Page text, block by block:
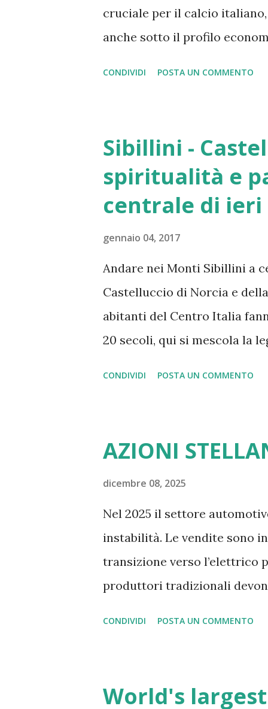
cruciale per il calcio
anche sotto il profilo
primo livello, capace di
nazionale, stimato in oltre
diretti, indiretti e indotti, e
dall'ultimo trionfo, un
notevole anche sui conti de...
CONDIVIDI POSTA UN COMMENTO
Sibillini -
spiritualità e
centrale di ieri
gennaio 04, 2017
Andare nei Monti Sibillini a
Castelluccio di Norcia e
abitanti del Centro Italia
20 secoli, qui si mescola la
combattere le eresie . Oggi
mischia oltre 20 secoli di
geografia, turismo, e
forze sconosciute della terra
CONDIVIDI POSTA UN COMMENTO
AZIONI
dicembre 08, 2025
Nel 2025 il settore
instabilità. Le vendite sono
transizione verso l’elettrico
produttori tradizionali
richieste crescenti di
CONDIVIDI POSTA UN COMMENTO
World's